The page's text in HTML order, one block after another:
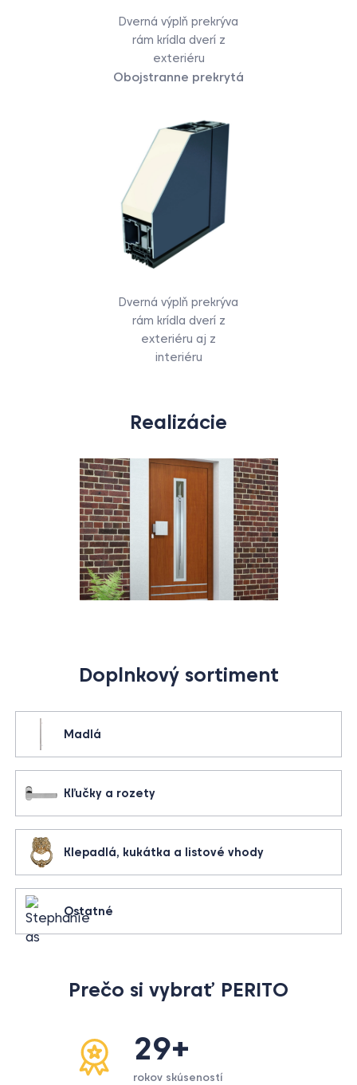
Dverná výplň prekrýva
rám krídla dverí z
exteriéru
Obojstranne prekrytá
Dverná výplň prekrýva
rám krídla dverí z
exteriéru aj z
interiéru
Realizácie
Doplnkový sortiment
Madlá
Kľučky a rozety
Klepadlá, kukátka a listové vhody
Ostatné
Prečo si vybrať PERITO
29+
rokov skúseností